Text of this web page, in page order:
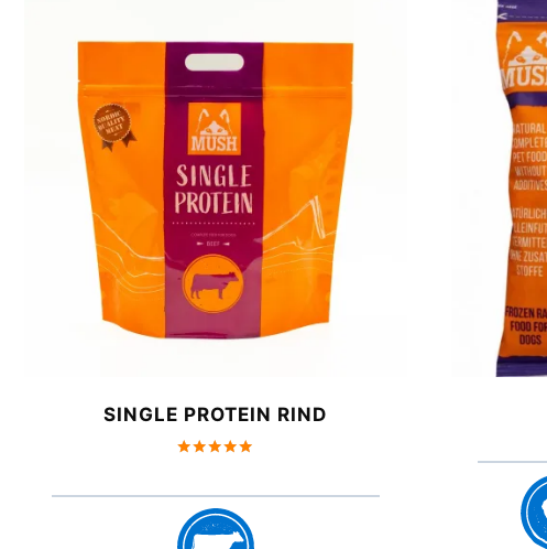
SINGLE PROTEIN RIND
5.00
von 5